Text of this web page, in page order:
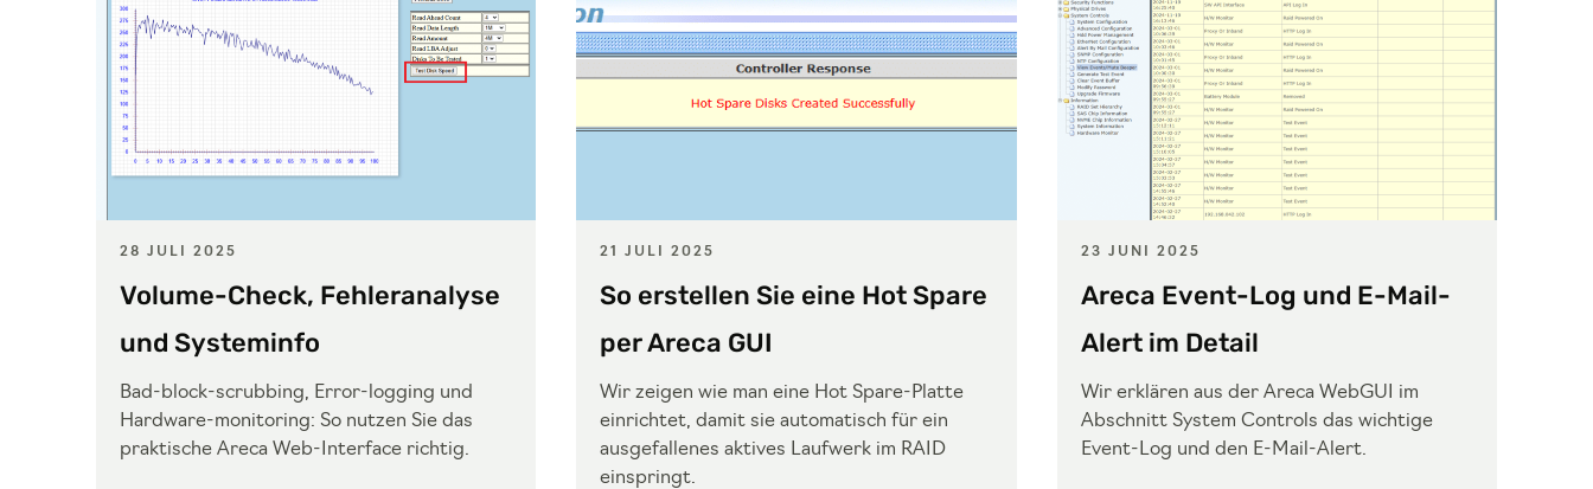
28 JULI 2025
Volume-Check, Fehleranalyse
und Systeminfo
Bad-block-scrubbing, Error-logging und
Hardware-monitoring: So nutzen Sie das
praktische Areca Web-Interface richtig.
21 JULI 2025
So erstellen Sie eine Hot Spare
per Areca GUI
Wir zeigen wie man eine Hot Spare-Platte
einrichtet, damit sie automatisch für ein
ausgefallenes aktives Laufwerk im RAID
einspringt.
23 JUNI 2025
Areca Event-Log und E-Mail-
Alert im Detail
Wir erklären aus der Areca WebGUI im
Abschnitt System Controls das wichtige
Event-Log und den E-Mail-Alert.